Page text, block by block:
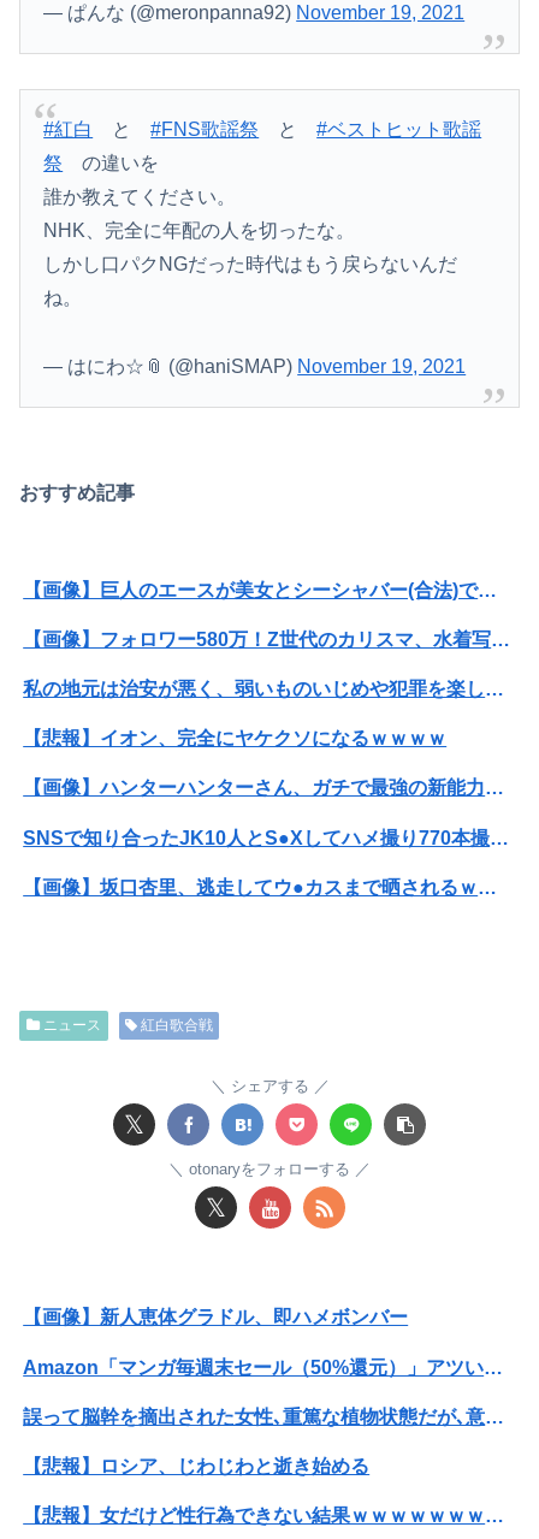
— ぱんな (@meronpanna92) November 19, 2021
#紅白 と#FNS歌謡祭 と#ベストヒット歌謡
祭 の違いを
誰か教えてください。
NHK、完全に年配の人を切ったな。
しかし口パクNGだった時代はもう戻らないんだ
ね。
— はにわ☆📎 (@haniSMAP) November 19, 2021
おすすめ記事
【画像】巨人のエースが美女とシーシャバー(合法)で不倫wwwwww
【画像】フォロワー580万！Z世代のカリスマ、水着写真集の発売決定wwwwwさくら、沖縄を舞台にカワイイが爆発！！！
私の地元は治安が悪く、弱いものいじめや犯罪を楽しみながら行うことが陽キャの条件だった
【悲報】イオン、完全にヤケクソになるｗｗｗｗ
【画像】ハンターハンターさん、ガチで最強の新能力を登場させてしまうｗｗｗｗｗｗｗ
SNSで知り合ったJK10人とS●Xしてハメ撮り770本撮ったイケメン逮捕wwwwwwwwwwwwwww
【画像】坂口杏里、逃走してウ●カスまで晒されるｗｗｗｗｗ
【動画】甲子園の女性審判、大誤審で炎上
TBS新人アナ ブラチラ、お尻くっきり、Y字開脚！！
彼は私が何かしても、一度も「ありがとう」と言わない
ニュース 紅白歌合戦
シェアする
𝕏
otonaryをフォローする
𝕏
【画像】新人恵体グラドル、即ハメボンバー
Amazon「マンガ毎週末セール（50%還元）」アツいスポーツマンガ祭り最終日到来！！！
誤って脳幹を摘出された女性､重篤な植物状態だが､意識は正常で何かを思考していると判明
【悲報】ロシア、じわじわと逝き始める
【悲報】女だけど性行為できない結果ｗｗｗｗｗｗｗｗｗｗwwww